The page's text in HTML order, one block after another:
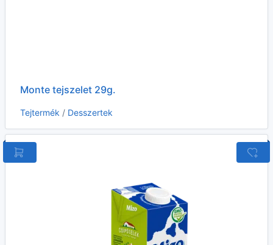
Monte tejszelet 29g.
Tejtermék / Desszertek